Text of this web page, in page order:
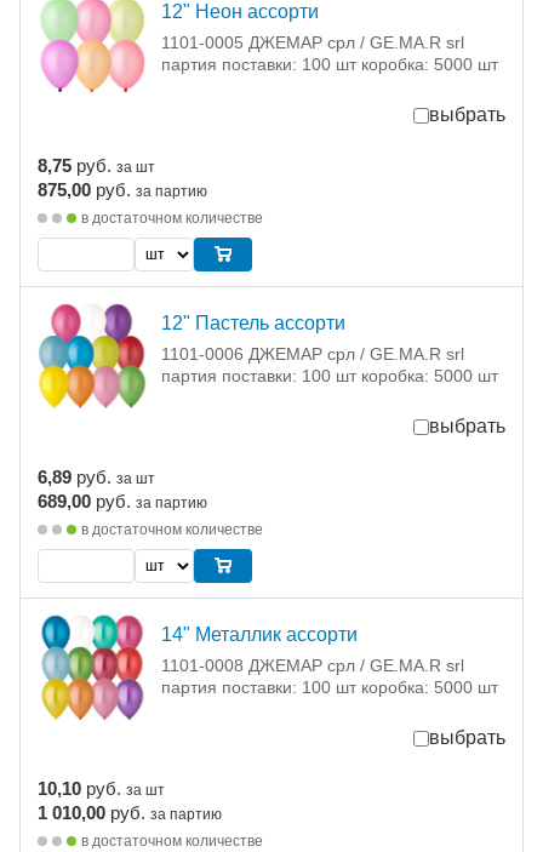
12" Неон ассорти
1101-0005 ДЖЕМАР срл / GE.MA.R srl
партия поставки: 100 шт коробка: 5000 шт
выбрать
8,75 руб. за шт
875,00 руб. за партию
в достаточном количестве
12" Пастель ассорти
1101-0006 ДЖЕМАР срл / GE.MA.R srl
партия поставки: 100 шт коробка: 5000 шт
выбрать
6,89 руб. за шт
689,00 руб. за партию
в достаточном количестве
14" Металлик ассорти
1101-0008 ДЖЕМАР срл / GE.MA.R srl
партия поставки: 100 шт коробка: 5000 шт
выбрать
10,10 руб. за шт
1 010,00 руб. за партию
в достаточном количестве